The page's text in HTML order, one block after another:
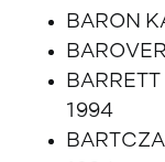
BARON
1994